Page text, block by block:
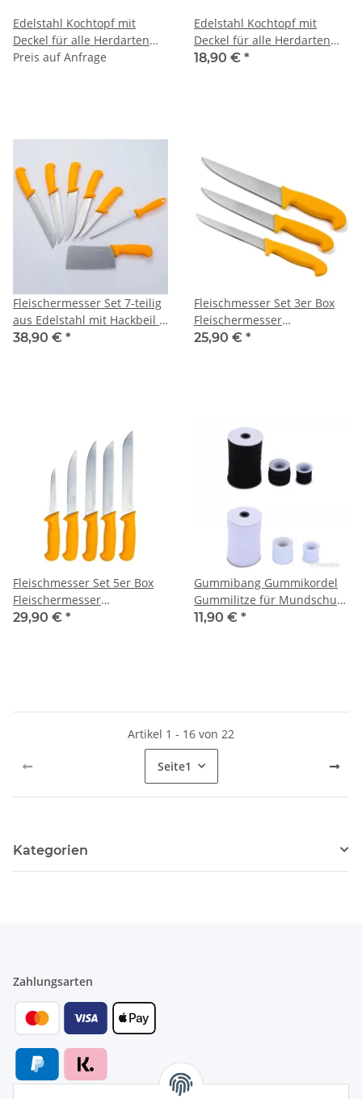
Edelstahl Kochtopf mit
Deckel für alle Herdarten
Topf in 11 Größen
Preis auf Anfrage
Edelstahl Kochtopf mit
Deckel für alle Herdarten
Topf in 11 Größen Ø 18cm -
18,90 € *
Fleischermesser Set 7-teilig
aus Edelstahl mit Hackbeil &
Wetzstahl | Profi
38,90 € *
Fleischmesser Set 3er Box
Fleischermesser
Stechmesser
25,90 € *
Fleischmesser Set 5er Box
Fleischermesser
Stechmesser
29,90 € *
Gummibang Gummikordel
Gummilitze für Mundschutz
1-7mm 20-40 Meter
11,90 € *
Artikel 1 - 16 von 22
Seite1
Kategorien
Zahlungsarten